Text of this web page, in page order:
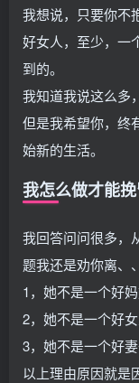
我想说，只要你不
好女人，至少，一
到的。
我知道我说这么多
但是我希望你，终
始新的生活。
我怎么做才能
我回答问问很多，
题我还是劝你离、
1，她不是一个好
2，她不是一个好
3，她不是一个好
以上理由原因就是